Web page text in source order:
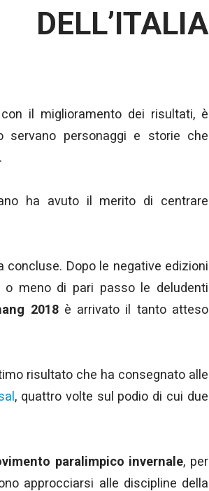
il miglioramento dei risultati, è
personaggi e storie che
ha avuto il merito di centrare
concluse. Dopo le negative edizioni
o meno di pari passo le deludenti
2018è arrivato il tanto atteso
risultato che ha consegnato alle
, quattro volte sul podio di cui due
paralimpico invernale, per
approcciarsi alle discipline della